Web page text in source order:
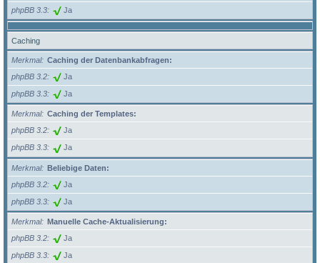
phpBB 3.3 Ja
Caching
Merkmal
Caching der Datenbankabfragen:
phpBB 3.2
Ja
phpBB 3.3 Ja
Merkmal
Caching der Templates:
phpBB 3.2
Ja
phpBB 3.3 Ja
Merkmal
Beliebige Daten:
phpBB 3.2
Ja
phpBB 3.3 Ja
Merkmal
Manuelle Cache-Aktualisierung:
phpBB 3.2
Ja
phpBB 3.3 Ja